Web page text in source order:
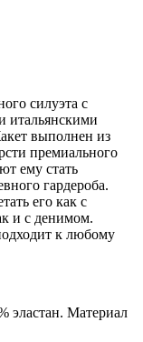
силуэта с
итальянскими
выполнен из
премиального
ему стать
гардероба.
его как с
и с денимом.
к любому
эластан. Материал